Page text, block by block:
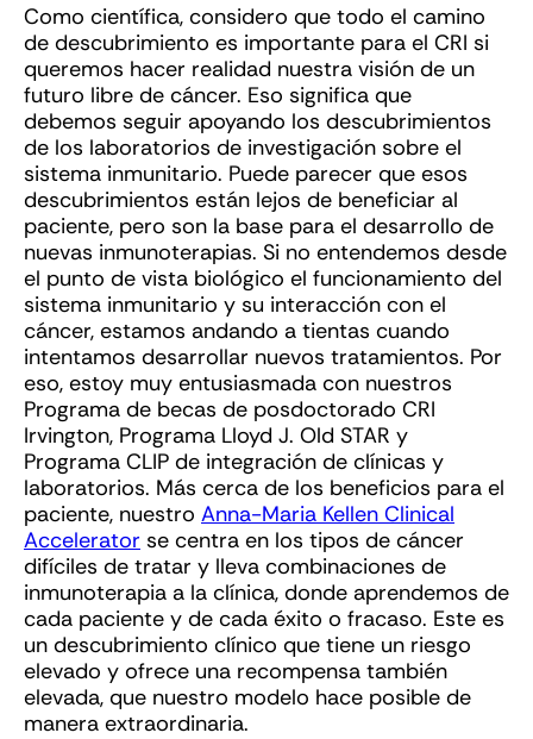
Como científica, considero que todo el camino
de descubrimiento es importante para el CRI si
queremos hacer realidad nuestra visión de un
futuro libre de cáncer. Eso significa que
debemos seguir apoyando los descubrimientos
de los laboratorios de investigación sobre el
sistema inmunitario. Puede parecer que esos
descubrimientos están lejos de beneficiar al
paciente, pero son la base para el desarrollo de
nuevas inmunoterapias. Si no entendemos desde
el punto de vista biológico el funcionamiento del
sistema inmunitario y su interacción con el
cáncer, estamos andando a tientas cuando
intentamos desarrollar nuevos tratamientos. Por
eso, estoy muy entusiasmada con nuestros
Programa de becas de posdoctorado CRI
Irvington, Programa Lloyd J. Old STAR y
Programa CLIP de integración de clínicas y
laboratorios. Más cerca de los beneficios para el
paciente, nuestro Anna-Maria Kellen Clinical
Accelerator se centra en los tipos de cáncer
difíciles de tratar y lleva combinaciones de
inmunoterapia a la clínica, donde aprendemos de
cada paciente y de cada éxito o fracaso. Este es
un descubrimiento clínico que tiene un riesgo
elevado y ofrece una recompensa también
elevada, que nuestro modelo hace posible de
manera extraordinaria.